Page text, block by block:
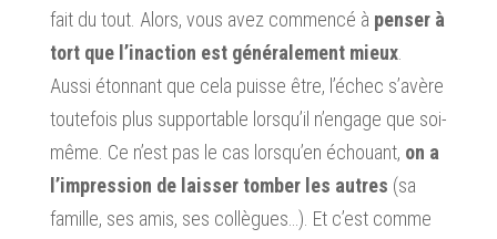
fait du tout. Alors, vous avez commencé à penser à
tort que l’inaction est généralement mieux.
Aussi étonnant que cela puisse être, l’échec s’avère
toutefois plus supportable lorsqu’il n’engage que soi-
même. Ce n’est pas le cas lorsqu’en échouant, on a
l’impression de laisser tomber les autres (sa
famille, ses amis, ses collègues…). Et c’est comme